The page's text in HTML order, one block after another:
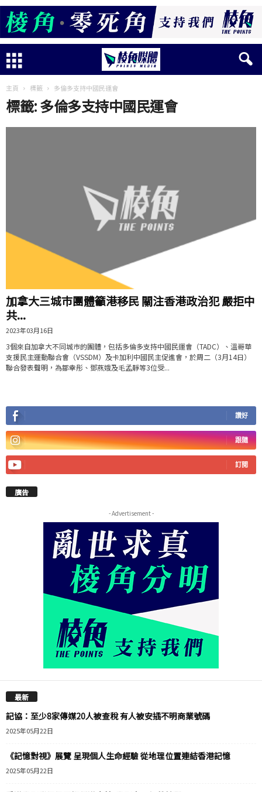
主頁 標籤 多倫多支持中國民運會
標籤: 多倫多支持中國民運會
加拿大三城巿團體籲港移民 關注香港政治犯 嚴拒中
共...
2023年03月16日
3個來自加拿大不同城巿的團體，包括多倫多支持中國民運會（TADC）、溫哥華
支援民主運動聯合會（VSSDM）及卡加利中國民主促進會，於周二（3月14日）
聯合發表聲明，為鄒幸彤、鄧燕娥及毛孟靜等3位受...
讚好
跟隨
訂閱
廣告
- Advertisement -
最新
記協：至少8家傳媒20人被查稅 有人被安插不明商業號碼
2025年05月22日
《記憶對視》展覽 呈現個人生命經驗 從地理位置連結香港記憶
2025年05月22日